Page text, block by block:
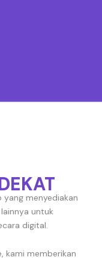
yang menyediakan
untuk
digital.
kami memberikan